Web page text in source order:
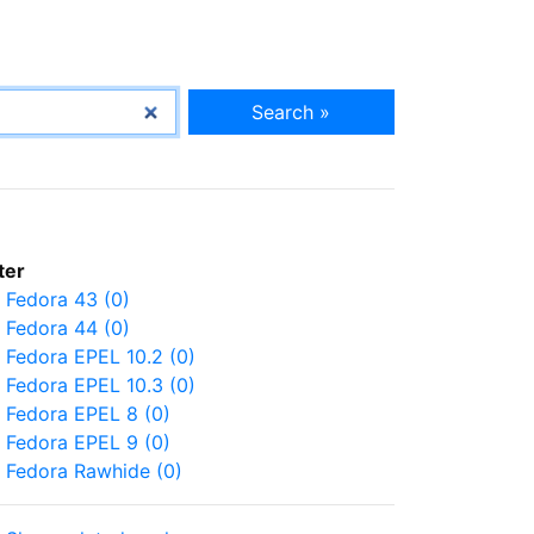
Search »
Fedora 43 (0)
Fedora 44 (0)
Fedora EPEL 10.2 (0)
Fedora EPEL 10.3 (0)
Fedora EPEL 8 (0)
Fedora EPEL 9 (0)
Fedora Rawhide (0)